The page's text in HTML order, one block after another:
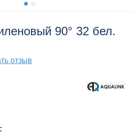
90° 32 бел.
отзыв